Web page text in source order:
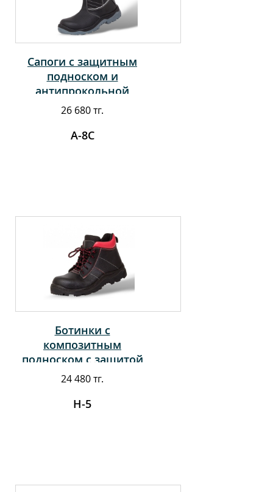
Сапоги с защитным
подноском и
антипрокольной
стелькой
26 680 тг.
А-8С
Ботинки с
композитным
подноском с защитой
от эл. дуги.
24 480 тг.
Н-5